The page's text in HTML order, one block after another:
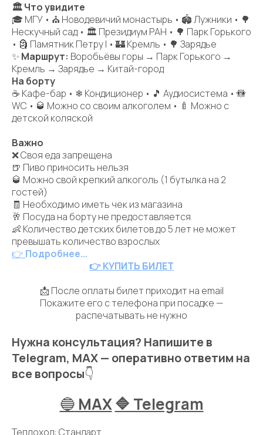
🏛 Что увидите
🎓 МГУ • ⛪ Новодевичий монастырь • 🏟 Лужники • 🌳
Нескучный сад • 🏛 Президиум РАН • 🌳 Парк Горького
• 🗿 Памятник Петру I • 🏰 Кремль • 🌳 Зарядье
✨ Маршрут: Воробьёвы горы → Парк Горького →
Кремль → Зарядье → Китай-город
На борту
☕ Кафе-бар • ❄ Кондиционер • 🎵 Аудиосистема • 🚻
WC • 🥃 Можно со своим алкоголем • 🍼 Можно с
детской коляской
Важно
❌ Своя еда запрещена
🍺 Пиво приносить нельзя
🥃 Можно свой крепкий алкоголь (1 бутылка на 2
гостей)
🧾 Необходимо иметь чек из магазина
🥂 Посуда на борту не предоставляется
👶 Количество детских билетов до 5 лет не может
превышать количество взрослых
👉 Подробнее...
👉 КУПИТЬ БИЛЕТ
📩 После оплаты билет приходит на email
Покажите его с телефона при посадке —
распечатывать не нужно
Нужна консультация? Напишите в
Telegram, MAX — оперативно ответим на
все вопросы👇
🔵 MAX🔷 Telegram
Теплоход: Стандарт